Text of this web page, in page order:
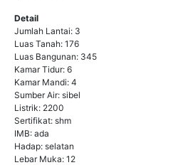
Detail
Jumlah Lantai: 3
Luas Tanah: 176
Luas Bangunan: 345
Kamar Tidur: 6
Kamar Mandi: 4
Sumber Air: sibel
Listrik: 2200
Sertifikat: shm
IMB: ada
Hadap: selatan
Lebar Muka: 12